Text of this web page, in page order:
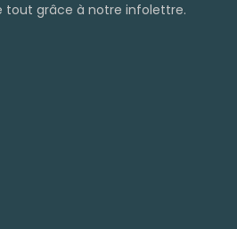
tout grâce à notre infolettre.